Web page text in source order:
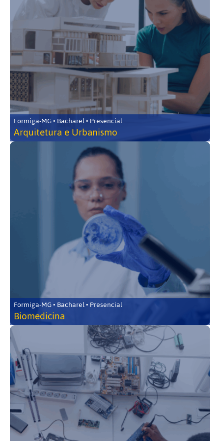
Formiga-MG • Bacharel • Presencial
Arquitetura e Urbanismo
Formiga-MG • Bacharel • Presencial
Biomedicina